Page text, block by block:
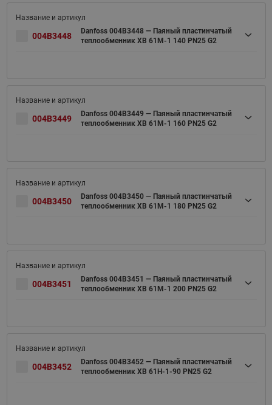
004B3448
Danfoss 004B3448 — Паяный пластинчатый
теплообменник XB 61M-1 140 PN25 G2
004B3449
Danfoss 004B3449 — Паяный пластинчатый
теплообменник XB 61M-1 160 PN25 G2
004B3450
Danfoss 004B3450 — Паяный пластинчатый
теплообменник XB 61M-1 180 PN25 G2
004B3451
Danfoss 004B3451 — Паяный пластинчатый
теплообменник XB 61M-1 200 PN25 G2
004B3452
Danfoss 004B3452 — Паяный пластинчатый
теплообменник XB 61H-1-90 PN25 G2